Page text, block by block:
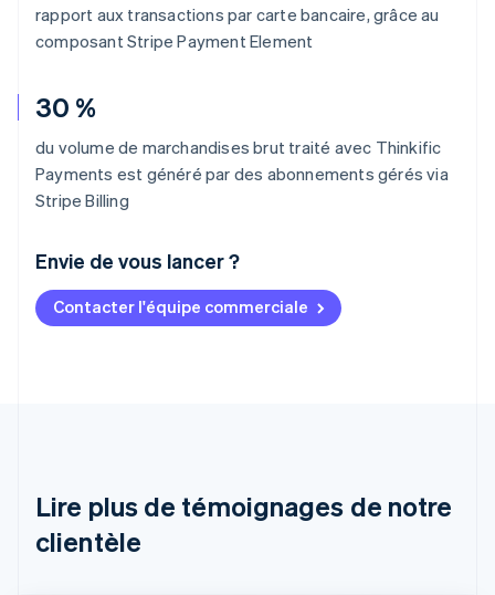
rapport aux transactions par carte bancaire, grâce au
composant Stripe Payment Element
30 %
du volume de marchandises brut traité avec Thinkific
Payments est généré par des abonnements gérés via
Stripe Billing
Envie de vous lancer ?
Contacter l'équipe commerciale
Lire plus de témoignages de notre
clientèle
Allemagne
Brésil
PortuguêsEnglish
Bulgarie